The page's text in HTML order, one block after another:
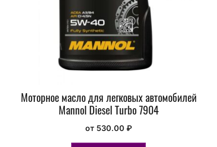
Моторное масло для легковых автомобилей
Mannol Diesel Turbo 7904
от 530.00 ₽